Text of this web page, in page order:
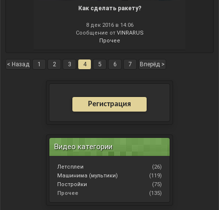
Как сделать ракету?
8 дек 2016 в 14:06
Сообщение от VINRARUS
Прочее
< Назад 1 2 3 4 5 6 7 Вперёд >
Регистрация
Видео категории
Летсплеи
(26)
Машинима (мультики)
(119)
Постройки
(75)
Прочее
(135)